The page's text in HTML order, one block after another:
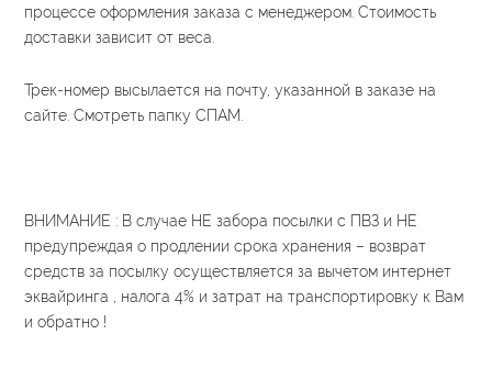
процессе оформления заказа с менеджером. Стоимость
доставки зависит от веса.
Трек-номер высылается на почту, указанной в заказе на
сайте. Смотреть папку СПАМ.
ВНИМАНИЕ : В случае НЕ забора посылки с ПВЗ и НЕ
предупреждая о продлении срока хранения – возврат
средств за посылку осуществляется за вычетом интернет
эквайринга , налога 4% и затрат на транспортировку к Вам
и обратно !